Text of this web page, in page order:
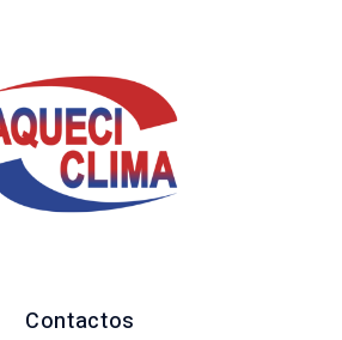
Contactos